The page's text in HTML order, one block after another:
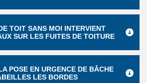
TOIT SANS MOI INTERVIENT
SUR LES FUITES DE TOITURE
POSE EN URGENCE DE BÂCHE
LES BORDES